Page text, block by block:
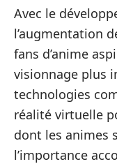
Avec le
l’augmentation
fans d’anime
visionnage plus
technologies
réalité virtuelle
dont les animes
l’importance